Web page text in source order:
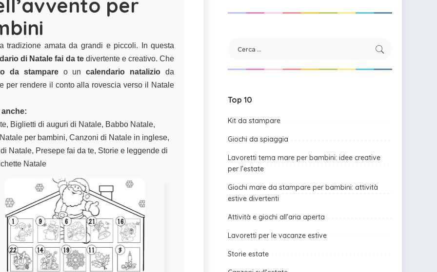
per
tradizione amata da grandi e piccoli. In questa
di Natale fai da tedivertente e creativo. Che
da stampareo uncalendario natalizio da
per rendere il conto alla rovescia verso il Natale
anche:
, Biglietti di auguri di Natale, Babbo Natale,
per bambini,Canzoni di Natale in inglese,
Natale, Presepe fai da te, Storie e leggende di
Natale
Top 10
Kit da stampare
Giochi da spiaggia
Lavoretti tema mare per bambini: idee creative
per l’estate
Giochi mare da stampare per bambini: attività
estive divertenti
Attività e giochi all’aria aperta
Lavoretti per le vacanze estive
Storie estate